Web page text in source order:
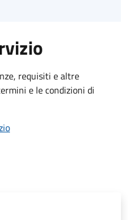
requisiti e altre
e le condizioni di